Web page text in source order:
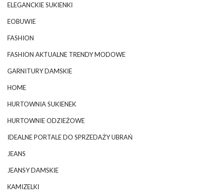
ELEGANCKIE SUKIENKI
EOBUWIE
FASHION
FASHION AKTUALNE TRENDY MODOWE
GARNITURY DAMSKIE
HOME
HURTOWNIA SUKIENEK
HURTOWNIE ODZIEŻOWE
IDEALNE PORTALE DO SPRZEDAŻY UBRAŃ
JEANS
JEANSY DAMSKIE
KAMIZELKI